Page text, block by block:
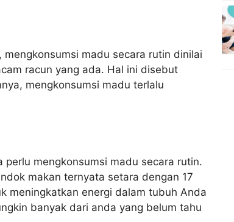
madu secara rutin dinilai
racun yang ada. Hal ini disebut
mengkonsumsi madu terlalu
mengkonsumsi madu secara rutin.
makan ternyata setara dengan 17
meningkatkan energi dalam tubuh Anda
banyak dari anda yang belum tahu